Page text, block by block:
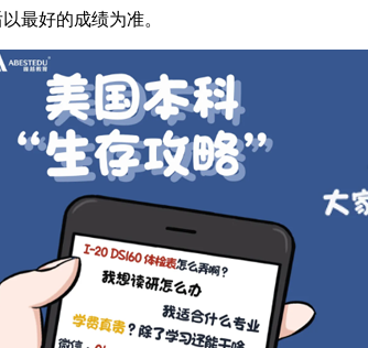
最好的成绩为准。